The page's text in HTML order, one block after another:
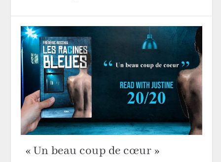
« Un beau coup de cœur »